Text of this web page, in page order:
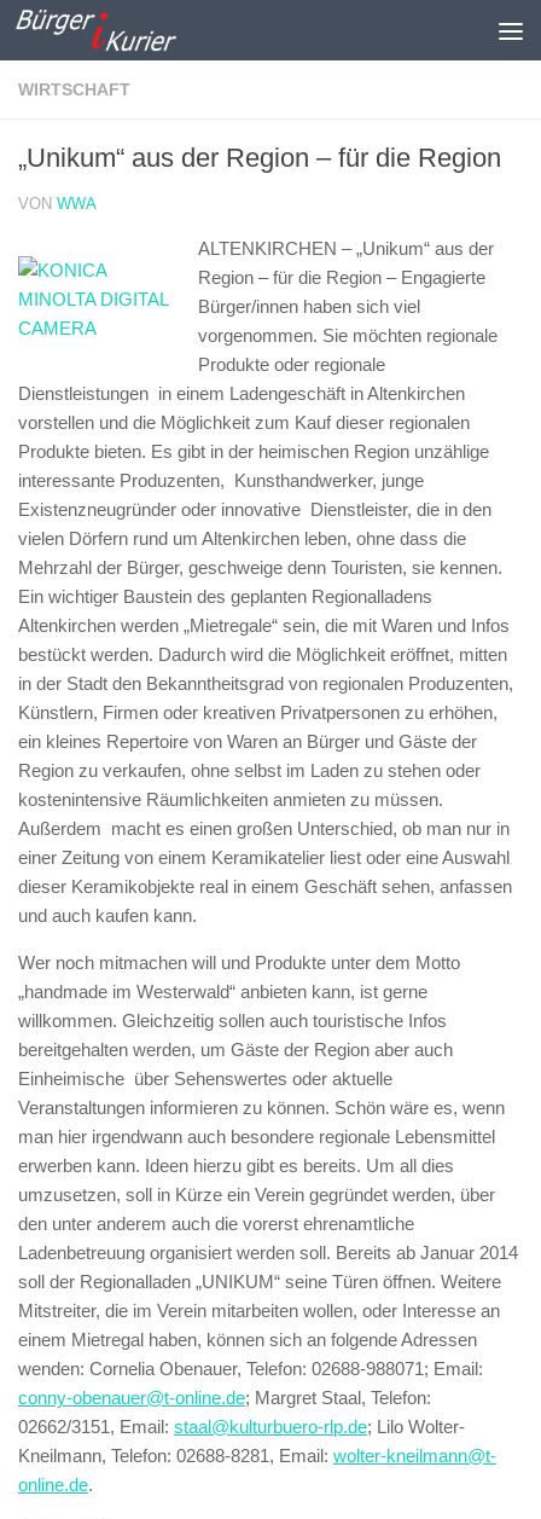
Zum Inhalt springen
WIRTSCHAFT
„Unikum“ aus der Region – für die Region
VON WWA
ALTENKIRCHEN – „Unikum“ aus der
Region – für die Region – Engagierte
Bürger/innen haben sich viel
vorgenommen. Sie möchten regionale
Produkte oder regionale
Dienstleistungen in einem Ladengeschäft in Altenkirchen
vorstellen und die Möglichkeit zum Kauf dieser regionalen
Produkte bieten. Es gibt in der heimischen Region unzählige
interessante Produzenten, Kunsthandwerker, junge
Existenzneugründer oder innovative Dienstleister, die in den
vielen Dörfern rund um Altenkirchen leben, ohne dass die
Mehrzahl der Bürger, geschweige denn Touristen, sie kennen.
Ein wichtiger Baustein des geplanten Regionalladens
Altenkirchen werden „Mietregale“ sein, die mit Waren und Infos
bestückt werden. Dadurch wird die Möglichkeit eröffnet, mitten
in der Stadt den Bekanntheitsgrad von regionalen Produzenten,
Künstlern, Firmen oder kreativen Privatpersonen zu erhöhen,
ein kleines Repertoire von Waren an Bürger und Gäste der
Region zu verkaufen, ohne selbst im Laden zu stehen oder
kostenintensive Räumlichkeiten anmieten zu müssen.
Außerdem macht es einen großen Unterschied, ob man nur in
einer Zeitung von einem Keramikatelier liest oder eine Auswahl
dieser Keramikobjekte real in einem Geschäft sehen, anfassen
und auch kaufen kann.
Wer noch mitmachen will und Produkte unter dem Motto
„handmade im Westerwald“ anbieten kann, ist gerne
willkommen. Gleichzeitig sollen auch touristische Infos
bereitgehalten werden, um Gäste der Region aber auch
Einheimische über Sehenswertes oder aktuelle
Veranstaltungen informieren zu können. Schön wäre es, wenn
man hier irgendwann auch besondere regionale Lebensmittel
erwerben kann. Ideen hierzu gibt es bereits. Um all dies
umzusetzen, soll in Kürze ein Verein gegründet werden, über
den unter anderem auch die vorerst ehrenamtliche
Ladenbetreuung organisiert werden soll. Bereits ab Januar 2014
soll der Regionalladen „UNIKUM“ seine Türen öffnen. Weitere
Mitstreiter, die im Verein mitarbeiten wollen, oder Interesse an
einem Mietregal haben, können sich an folgende Adressen
wenden: Cornelia Obenauer, Telefon: 02688-988071; Email:
conny-obenauer@t-online.de; Margret Staal, Telefon:
02662/3151, Email: staal@kulturbuero-rlp.de; Lilo Wolter-
Kneilmann, Telefon: 02688-8281, Email: wolter-kneilmann@t-
online.de.